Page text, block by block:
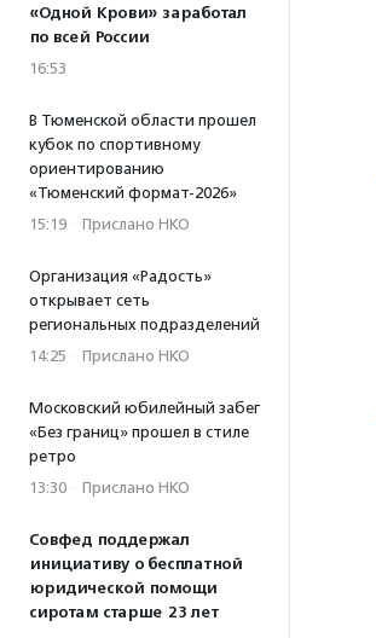
«Одной Крови» заработал
по всей России
16:53
В Тюменской области прошел
кубок по спортивному
ориентированию
«Тюменский формат-2026»
15:19 · Прислано НКО
Организация «Радость»
открывает сеть
региональных подразделений
14:25 · Прислано НКО
Московский юбилейный забег
«Без границ» прошел в стиле
ретро
13:30 · Прислано НКО
Совфед поддержал
инициативу о бесплатной
юридической помощи
сиротам старше 23 лет